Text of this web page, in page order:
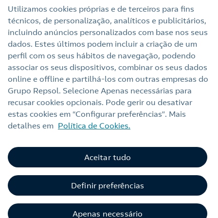
Sala de imprensa
Nota legal
Política de privacidade
Política de cookies
Termos e Condições My Repsol
Alerta por fraude
Livro de Reclamações Online
Canal de Ética e Conformidade
Utilizamos cookies próprias e de terceiros para fins
técnicos, de personalização, analíticos e publicitários,
incluindo anúncios personalizados com base nos seus
dados. Estes últimos podem incluir a criação de um
perfil com os seus hábitos de navegação, podendo
associar os seus dispositivos, combinar os seus dados
online e offline e partilhá‑los com outras empresas do
Grupo Repsol. Selecione Apenas necessárias para
recusar cookies opcionais. Pode gerir ou desativar
estas cookies em “Configurar preferências”. Mais
detalhes em Política de Cookies.
Definir preferências
Apenas necessário
Aceitar tudo